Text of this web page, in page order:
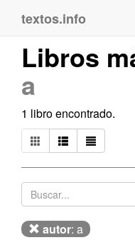
textos.info
Libros
a
1 libro encontrado.
autor: a